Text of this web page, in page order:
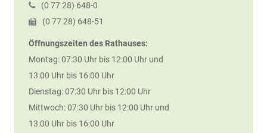
(0 7728) 648-0
(0 7728) 648-51
Öffnungszeiten des Rathauses:
Montag: 07:30 Uhr bis 12:00 Uhr und
13:00 Uhr bis 16:00 Uhr
Dienstag: 07:30 Uhr bis 12:00 Uhr
Mittwoch: 07:30 Uhr bis 12:00 Uhr und
13:00 Uhr bis 16:00 Uhr